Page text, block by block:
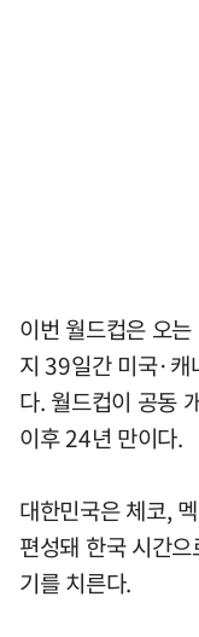
이번 월드컵은 오
지 39일간 미국·캐
다. 월드컵이 공동
이후 24년 만이다.
대한민국은 체코,
편성돼 한국 시간
기를 치른다.